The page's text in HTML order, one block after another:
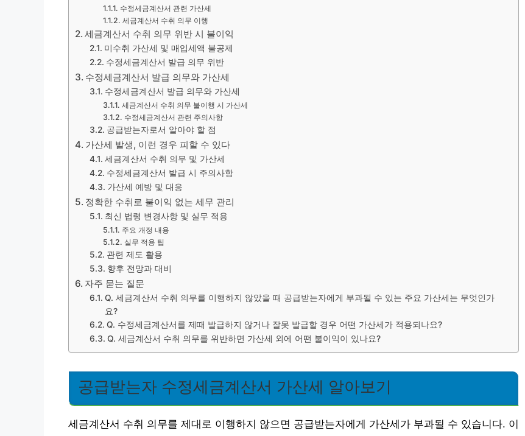
수정세금계산서 관련 가산세
세금계산서 수취 의무 이행
세금계산서 수취 의무 위반 시 불이익
미수취 가산세 및 매입세액 불공제
수정세금계산서 발급 의무 위반
수정세금계산서 발급 의무와 가산세
수정세금계산서 발급 의무와 가산세
세금계산서 수취 의무 불이행 시 가산세
수정세금계산서 관련 주의사항
공급받는자로서 알아야 할 점
가산세 발생, 이런 경우 피할 수 있다
세금계산서 수취 의무 및 가산세
수정세금계산서 발급 시 주의사항
가산세 예방 및 대응
정확한 수취로 불이익 없는 세무 관리
최신 법령 변경사항 및 실무 적용
주요 개정 내용
실무 적용 팁
관련 제도 활용
향후 전망과 대비
자주 묻는 질문
Q. 세금계산서 수취 의무를 이행하지 않았을 때 공급받는자에게 부과될 수 있는 주요 가산세는 무엇인가
요?
Q. 수정세금계산서를 제때 발급하지 않거나 잘못 발급할 경우 어떤 가산세가 적용되나요?
Q. 세금계산서 수취 의무를 위반하면 가산세 외에 어떤 불이익이 있나요?
공급받는자 수정세금계산서 가산세 알아보기
세금계산서 수취 의무를 제대로 이행하지 않으면 공급받는자에게 가산세가 부과될 수 있습니다. 이